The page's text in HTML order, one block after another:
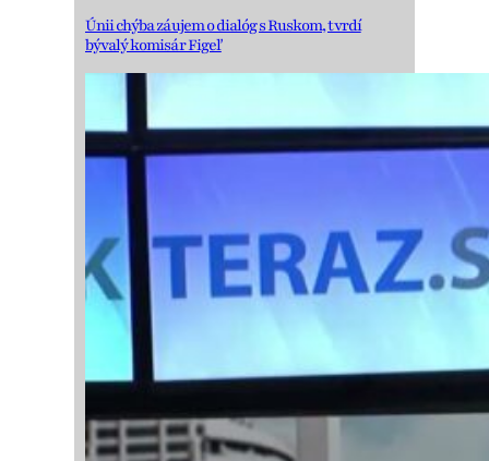
Únii chýba záujem o dialóg s Ruskom, tvrdí
bývalý komisár Figeľ